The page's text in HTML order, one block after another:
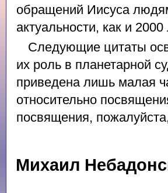
обращений Иисуса
актуальности, как и
Следующие цитаты
их роль в планетарной
приведена лишь малая
относительно
посвящения,
Михаил